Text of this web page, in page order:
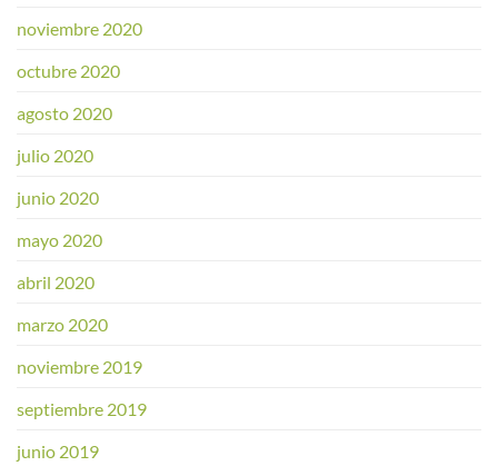
noviembre 2020
octubre 2020
agosto 2020
julio 2020
junio 2020
mayo 2020
abril 2020
marzo 2020
noviembre 2019
septiembre 2019
junio 2019